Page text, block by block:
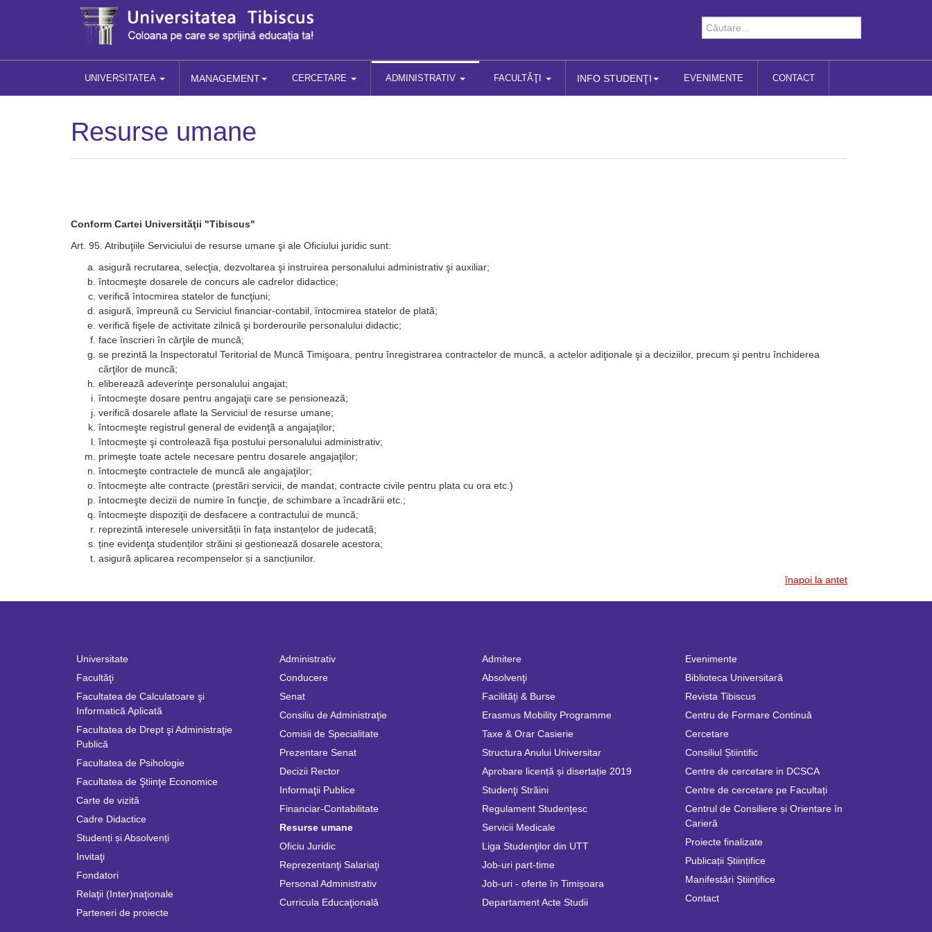
UNIVERSITATEA MANAGEMENT CERCETARE ADMINISTRATIV FACULTĂŢI INFO STUDENŢI EVENIMENTE CONTACT
Resurse umane
Conform Cartei Universităţii "Tibiscus"
Art. 95. Atribuţiile Serviciului de resurse umane şi ale Oficiului juridic sunt:
asigură recrutarea, selecţia, dezvoltarea şi instruirea personalului administrativ şi auxiliar;
întocmeşte dosarele de concurs ale cadrelor didactice;
verifică întocmirea statelor de funcţiuni;
asigură, împreunã cu Serviciul financiar-contabil, întocmirea statelor de platã;
verifică fişele de activitate zilnică şi borderourile personalului didactic;
face înscrieri în cărţile de muncă;
se prezintă la Inspectoratul Teritorial de Muncã Timişoara, pentru înregistrarea contractelor de muncã, a actelor adiţionale şi a deciziilor, precum şi pentru închiderea
cãrţilor de muncã;
elibereazã adeverinţe personalului angajat;
întocmeşte dosare pentru angajaţii care se pensioneazã;
verificã dosarele aflate la Serviciul de resurse umane;
întocmeşte registrul general de evidenţã a angajaţilor;
întocmeşte şi controleazã fişa postului personalului administrativ;
primeşte toate actele necesare pentru dosarele angajaţilor;
întocmeşte contractele de muncã ale angajaţilor;
întocmeşte alte contracte (prestãri servicii, de mandat, contracte civile pentru plata cu ora etc.)
întocmeşte decizii de numire în funcţie, de schimbare a încadrãrii etc.;
întocmeşte dispoziţii de desfacere a contractului de muncă;
reprezintă interesele universității în fața instanțelor de judecatã;
ține evidenţa studenților străini și gestionează dosarele acestora;
asigură aplicarea recompenselor și a sancțiunilor.
înapoi la antet
Universitate
Facultăţi
Facultatea de Calculatoare şi
Informatică Aplicată
Facultatea de Drept şi Administraţie
Publică
Facultatea de Psihologie
Facultatea de Ştiinţe Economice
Carte de vizită
Cadre Didactice
Studenți și Absolvenți
Invitaţi
Fondatori
Relaţii (Inter)naţionale
Parteneri de proiecte
Administrativ
Conducere
Senat
Consiliu de Administraţie
Comisii de Specialitate
Prezentare Senat
Decizii Rector
Informaţii Publice
Financiar-Contabilitate
Resurse umane
Oficiu Juridic
Reprezentanţi Salariaţi
Personal Administrativ
Curricula Educaţională
Admitere
Absolvenţi
Facilităţi & Burse
Erasmus Mobility Programme
Taxe & Orar Casierie
Structura Anului Universitar
Aprobare licență și disertație 2019
Studenţi Străini
Regulament Studenţesc
Servicii Medicale
Liga Studenţilor din UTT
Job-uri part-time
Job-uri - oferte în Timișoara
Departament Acte Studii
Evenimente
Biblioteca Universitară
Revista Tibiscus
Centru de Formare Continuă
Cercetare
Consiliul Știintific
Centre de cercetare in DCSCA
Centre de cercetare pe Facultați
Centrul de Consiliere și Orientare în
Carieră
Proiecte finalizate
Publicații Științifice
Manifestări Științifice
Contact